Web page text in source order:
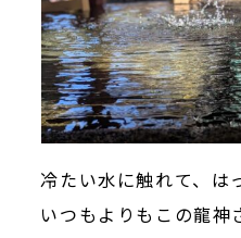
冷たい水に触れて、は
いつもよりもこの龍神